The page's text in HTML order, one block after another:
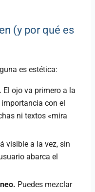
(y por qué es
es estética:
El ojo va primero a la
con el
ni textos «mira
visible a la vez, sin
abarca el
Puedes mezclar